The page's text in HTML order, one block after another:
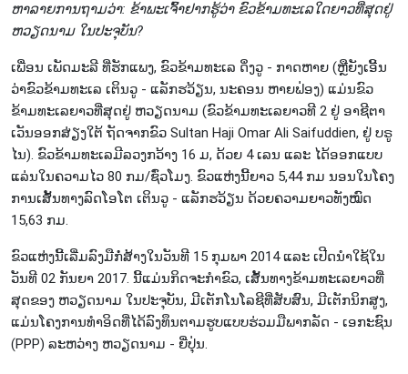
ຫາ​ລາຍ​ການ​ຖາມ​ວ່າ: ຂ້າ​ພະ​ເຈົ້າ​ຢາກ​ຮູ້​ວ່າ ຂົວ​ຂ້າມ​ທະ​ເລ​ໃດ​ຍາວ​ທີ່​ສຸດ​ຢູ່
ຫວຽດ​ນາມ ໃນ​ປະ​ຈຸ​ບັນ​?
ເພື່ອນ ເພັດ​ມະ​ລີ ທີ່​ຮັ​ກ​ແພງ, ຂົ​ວ​ຂ້າມ​ທະ​ເລ ດິ່ງວູ - ກາດ​ຫາຍ (ຫຼື​ຍັງ​ເອີ້ນ​
ວ່າ​ຂົວ​ຂ້າມ​ທະ​ເລ ເຕິນ​ວູ - ແລ​ັກ​ຮ​ວ້ຽນ, ນະ​ຄອນ ຫາຍ​ຟ່ອງ) ແມ່​ນ​ຂົວ​
ຂ້າມ​ທະ​ເລ​ຍາວ​ທີ່​ສຸດ​ຢູ່ ຫວຽດ​ນາມ (ຂົວຂ້າມ​ທະ​ເລ​ຍາວ​ທີ 2 ຢູ່ ອາ​ຊີ​ຕາ​
ເວັນ​ອອກ​ສ່​ຽງ​ໃຕ້ ​ຖັດ​ຈາກ​​ຂົວ Sultan Haji Omar Ali Saifuddien, ຢູ່ ບ​ຣູ​
ໄນ). ຂົວ​ຂ້າມ​ທະ​ເລ​ມີ​ລວງກວ້າງ 16 ມ, ດ້ວຍ 4 ເລນ ແລະ ໄດ້​ອອກ​ແບບ​
ແລ່ນ​ໃນ​ຄວາມ​ໄວ 80 ກມ/ຊົ່ວ​ໂມງ. ຂົວ​ແຫ່ງນີ້​ຍາວ 5,44 ກມ ນອນໃນ​ໂຄງ​
ການ​ເສັ້​ນ​ທາງ​ລົດ​ໂອ​ໂຕ ເຕິ​ນ​ວູ - ແລັ​ກ​ຮ​ວ້ຽນ ດ້ວຍ​ຄວາມ​ຍາວທັງ​ໝົດ
15,63 ກມ.
ຂົວ​ແຫ່ງນີ້​ເລີ່ມ​​ລົງ​ມືກໍ່​ສ້າງ​ໃນ​ວັນ​ທີ 15 ກຸ​ມ​ພາ 2014 ແລະ ເປີດ​ນຳ​ໃຊ້​ໃນ​
ວັນ​ທີ 02 ກັນ​ຍາ 2017. ນີ້​ແມ່ນ​ກິດ​ຈະ​ກຳ​ຂົວ, ເສັ້ນ​ທາງ​ຂ້າມ​ທະ​ເລ​ຍາວ​ທີ່​
ສຸດ​ຂອງ ຫວຽດ​ນາມ ໃນ​ປະ​ຈຸ​ບັນ, ມີ​ເຕັກ​ໂນ​ໂລ​ຊີ​ທີ່​ສັບ​ສົນ, ມີ​ເຕັກ​ນິກ​ສູງ,
ແມ່ນ​ໂຄງ​ການ​ທຳ​ອິດທີ່​ໄດ້​ລົງ​ທຶນ​ຕາມ​ຮູບ​ແບບຮ່ວມມື​ພາກ​ລັດ - ເອ​ກະ​ຊົນ
(PPP) ລະ​ຫວ່າງ ຫວຽດ​ນາມ - ຍີ່​ປຸ່ນ.